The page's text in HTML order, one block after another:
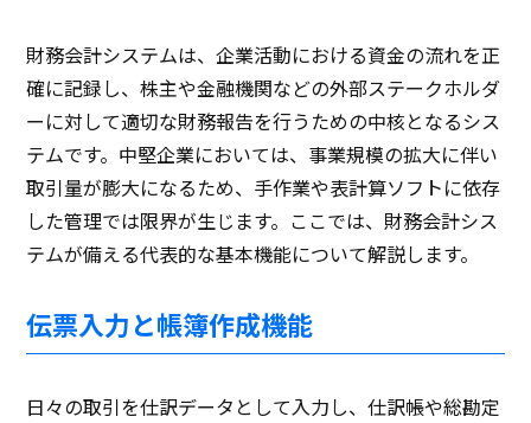
財務会計システムは、企業活動における資金の流れを正
確に記録し、株主や金融機関などの外部ステークホルダ
ーに対して適切な財務報告を行うための中核となるシス
テムです。中堅企業においては、事業規模の拡大に伴い
取引量が膨大になるため、手作業や表計算ソフトに依存
した管理では限界が生じます。ここでは、財務会計シス
テムが備える代表的な基本機能について解説します。
伝票入力と帳簿作成機能
日々の取引を仕訳データとして入力し、仕訳帳や総勘定